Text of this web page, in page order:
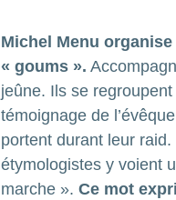
Michel Menu
« goums ».
jeûne. Ils se
témoignage de
portent durant leur
étymologistes y voient
marche ».Ce mot